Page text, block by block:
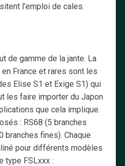
l’emploi de cales.
de gamme de la jante. La
France et rares sont les
Elise S1 et Exige S1) qui
les faire importer du Japon
que cela implique.
: RS68 (5 branches
branches fines). Chaque
pour différents modèles
type FSLxxx :